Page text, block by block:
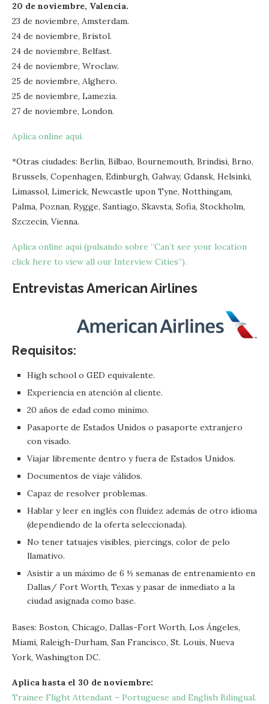
20 de noviembre, Valencia.
23 de noviembre, Amsterdam.
24 de noviembre, Bristol.
24 de noviembre, Belfast.
24 de noviembre, Wroclaw.
25 de noviembre, Alghero.
25 de noviembre, Lamezia.
27 de noviembre, London.
Aplica online aquí.
*Otras ciudades: Berlin, Bilbao, Bournemouth, Brindisi, Brno,
Brussels, Copenhagen, Edinburgh, Galway, Gdansk, Helsinki,
Limassol, Limerick, Newcastle upon Tyne, Notthingam,
Palma, Poznan, Rygge, Santiago, Skavsta, Sofia, Stockholm,
Szczecin, Vienna.
Aplica online aquí (pulsando sobre “Can’t see your location
click here to view all our Interview Cities”).
Entrevistas American Airlines
Requisitos:
High school o GED equivalente.
Experiencia en atención al cliente.
20 años de edad como mínimo.
Pasaporte de Estados Unidos o pasaporte extranjero
con visado.
Viajar libremente dentro y fuera de Estados Unidos.
Documentos de viaje válidos.
Capaz de resolver problemas.
Hablar y leer en inglés con fluidez además de otro idioma
(dependiendo de la oferta seleccionada).
No tener tatuajes visibles, piercings, color de pelo
llamativo.
Asistir a un máximo de 6 ½ semanas de entrenamiento en
Dallas/ Fort Worth, Texas y pasar de inmediato a la
ciudad asignada como base.
Bases: Boston, Chicago, Dallas-Fort Worth, Los Ángeles,
Miami, Raleigh-Durham, San Francisco, St. Louis, Nueva
York, Washington DC.
Aplica hasta el 30 de noviembre:
Trainee Flight Attendant – Portuguese and English Bilingual.